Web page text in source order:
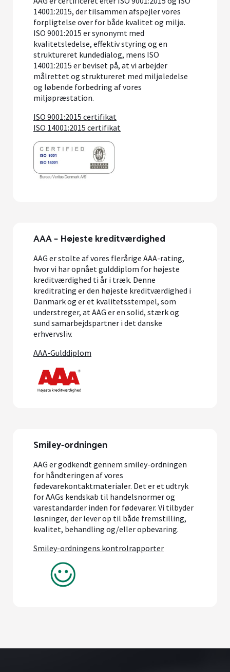
14001:2015, der tilsammen afspejler vores
forpligtelse over for både kvalitet og miljø.
ISO 9001:2015 er synonymt med
kvalitetsledelse, effektiv styring og en
struktureret kundedialog, mens ISO
14001:2015 er beviset på, at vi arbejder
målrettet og struktureret med miljøledelse
og løbende forbedring af vores
miljøpræstation.
ISO 9001:2015 certifikat
ISO 14001:2015 certifikat
AAA – Højeste kreditværdighed
AAG er stolte af vores flerårige AAA-rating,
hvor vi har opnået gulddiplom for højeste
kreditværdighed ti år i træk. Denne
kreditrating er den højeste kreditværdighed i
Danmark og er et kvalitetsstempel, som
understreger, at AAG er en solid, stærk og
sund samarbejdspartner i det danske
erhvervsliv.
AAA-Gulddiplom
Smiley-ordningen
AAG er godkendt gennem smiley-ordningen
for håndteringen af vores
fødevarekontaktmaterialer. Det er et udtryk
for AAGs kendskab til handelsnormer og
varestandarder inden for fødevarer. Vi tilbyder
løsninger, der lever op til både fremstilling,
kvalitet, behandling og/eller opbevaring.
Smiley-ordningens kontrolrapporter